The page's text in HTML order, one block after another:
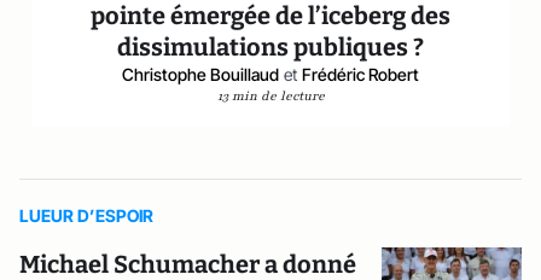
pointe émergée de l’iceberg des
dissimulations publiques ?
Christophe Bouillaud et Frédéric Robert
13 min de lecture
LUEUR D’ESPOIR
Michael Schumacher a donné